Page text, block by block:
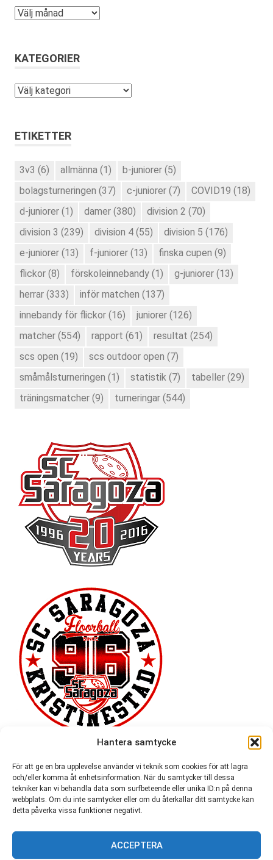
Hantera samtycke
För att ge en bra upplevelse använder vi teknik som cookies för att lagra
och/eller komma åt enhetsinformation. När du samtycker till dessa
tekniker kan vi behandla data som surfbeteende eller unika ID:n på denna
webbplats. Om du inte samtycker eller om du återkallar ditt samtycke kan
detta påverka vissa funktioner negativt.
ACCEPTERA
Arkiv
KATEGORIER
Kategorier
ETIKETTER
3v3 (6) allmänna (1) b-juniorer (5)
bolagsturneringen (37) c-juniorer (7) COVID19 (18)
d-juniorer (1) damer (380) division 2 (70)
division 3 (239) division 4 (55) division 5 (176)
e-juniorer (13) f-juniorer (13) finska cupen (9)
flickor (8) förskoleinnebandy (1) g-juniorer (13)
herrar (333) inför matchen (137)
innebandy för flickor (16) juniorer (126)
matcher (554) rapport (61) resultat (254)
scs open (19) scs outdoor open (7)
småmålsturneringen (1) statistik (7) tabeller (29)
träningsmatcher (9) turneringar (544)